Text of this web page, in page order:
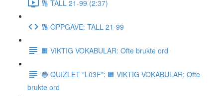
🔢 TALL 21-99 (2:37)
🔢 OPPGAVE: TALL 21-99
🟧 VIKTIG VOKABULAR: Ofte brukte ord
🔵 QUIZLET "L03F": 🟧 VIKTIG VOKABULAR: Ofte
brukte ord